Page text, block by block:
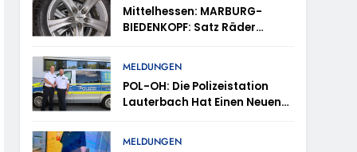
– TRuP-Spezialisten Decken Gleich Mehrere
Vermisst
Mittelhessen: MARBURG-
BIEDENKOPF: Satz Räder
MELDUNGEN
POL-OH: Die Polizeistation
Lauterbach Hat Einen Neuen
Markus Höfer
MELDUNGEN